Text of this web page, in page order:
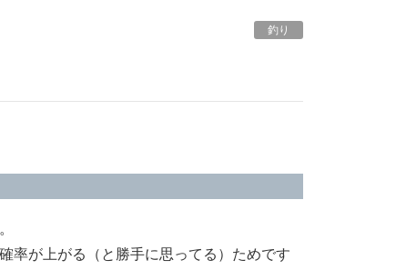
釣り
率が上がる（と勝手に思ってる）ためです